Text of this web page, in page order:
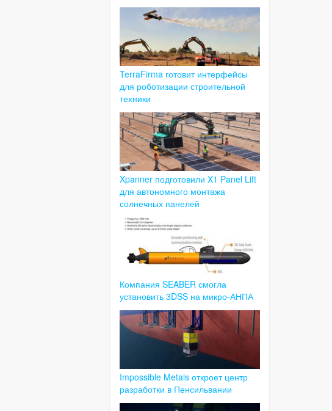
TerraFirma готовит интерфейсы
для роботизации строительной
техники
Xpanner подготовили X1 Panel Lift
для автономного монтажа
солнечных панелей
Компания SEABER смогла
установить 3DSS на микро-АНПА
Impossible Metals откроет центр
разработки в Пенсильвании